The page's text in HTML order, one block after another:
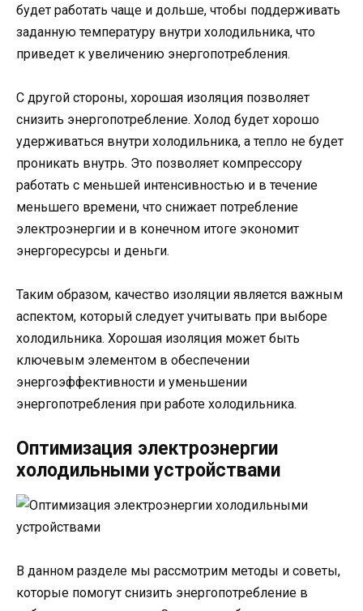
будет работать чаще и дольше, чтобы поддерживать
заданную температуру внутри холодильника, что
приведет к увеличению энергопотребления.
С другой стороны, хорошая изоляция позволяет
снизить энергопотребление. Холод будет хорошо
удерживаться внутри холодильника, а тепло не будет
проникать внутрь. Это позволяет компрессору
работать с меньшей интенсивностью и в течение
меньшего времени, что снижает потребление
электроэнергии и в конечном итоге экономит
энергоресурсы и деньги.
Таким образом, качество изоляции является важным
аспектом, который следует учитывать при выборе
холодильника. Хорошая изоляция может быть
ключевым элементом в обеспечении
энергоэффективности и уменьшении
энергопотребления при работе холодильника.
Оптимизация электроэнергии
холодильными устройствами
В данном разделе мы рассмотрим методы и советы,
которые помогут снизить энергопотребление в